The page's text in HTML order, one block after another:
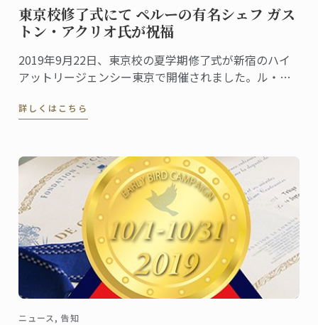
東京校修了式にて ペルーの有名シェフ ガス
トン・アクリオ氏が祝福
2019年9月22日、東京校の夏学期修了式が新宿のハイ
アットリージェンシー東京で開催されました。ル・コ
フのガストン・アクリオ氏からいただいたお祝いのス
詳しくはこちら
ニュース, 告知